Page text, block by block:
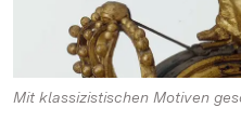
Mit klassizistischen Motiven